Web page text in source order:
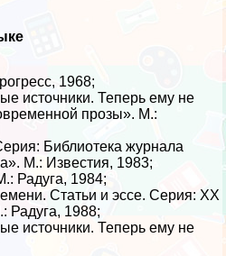
1968;
источники. Теперь ему не
прозы». М.:
Библиотека журнала
М.: Известия, 1983;
Радуга, 1984;
Статьи и эссе. Серия: XX
Радуга, 1988;
источники. Теперь ему не